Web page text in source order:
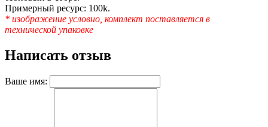
Примерный ресурс: 100k.
* изображение условно, комплект поставляется в
технической упаковке
Написать отзыв
Ваше имя: